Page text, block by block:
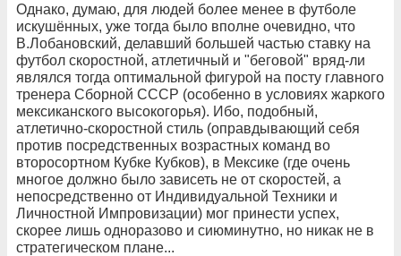
Однако, думаю, для людей более менее в футболе
искушённых, уже тогда было вполне очевидно, что
В.Лобановский, делавший большей частью ставку на
футбол скоростной, атлетичный и "беговой" вряд-ли
являлся тогда оптимальной фигурой на посту главного
тренера Сборной СССР (особенно в условиях жаркого
мексиканского высокогорья). Ибо, подобный,
атлетично-скоростной стиль (оправдывающий себя
против посредственных возрастных команд во
второсортном Кубке Кубков), в Мексике (где очень
многое должно было зависеть не от скоростей, а
непосредственно от Индивидуальной Техники и
Личностной Импровизации) мог принести успех,
скорее лишь одноразово и сиюминутно, но никак не в
стратегическом плане...